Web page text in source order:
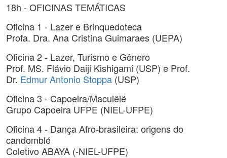
18h - OFICINAS TEMÁTICAS
Oficina 1 - Lazer e Brinquedoteca
Profa. Dra. Ana Cristina Guimaraes (UEPA)
Oficina 2 - Lazer, Turismo e Gênero
Prof. MS. Flávio Daiji Kishigami (USP) e Prof.
Dr. Edmur Antonio Stoppa (USP)
Oficina 3 - Capoeira/Maculêlê
Grupo Capoeira UFPE (NIEL-UFPE)
Oficina 4 - Dança Afro-brasileira: origens do
candomblé
Coletivo ABAYA (-NIEL-UFPE)